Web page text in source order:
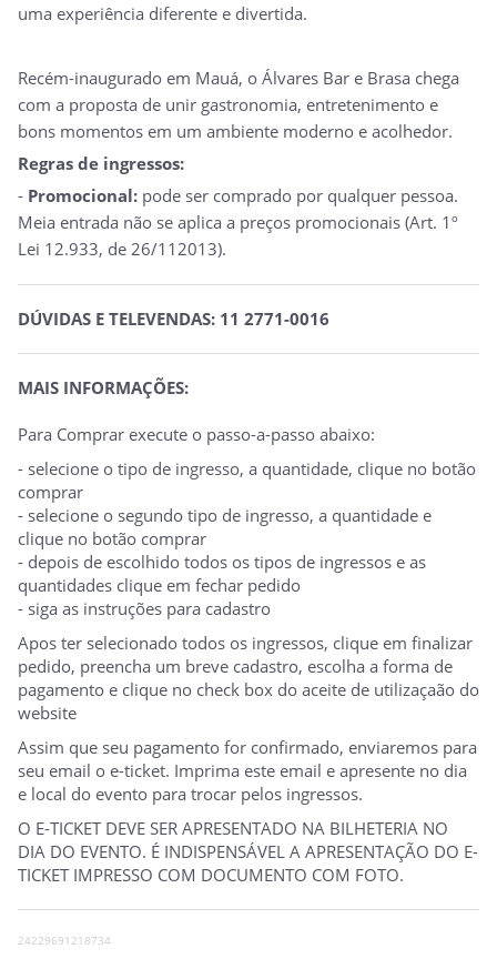
uma experiência diferente e divertida.
Recém-inaugurado em Mauá, o Álvares Bar e Brasa chega
com a proposta de unir gastronomia, entretenimento e
bons momentos em um ambiente moderno e acolhedor.
Regras de ingressos:
- Promocional: pode ser comprado por qualquer pessoa.
Meia entrada não se aplica a preços promocionais (Art. 1º
Lei 12.933, de 26/112013).
DÚVIDAS E TELEVENDAS: 11 2771-0016
MAIS INFORMAÇÕES:
Para Comprar execute o passo-a-passo abaixo:
- selecione o tipo de ingresso, a quantidade, clique no botão
comprar
- selecione o segundo tipo de ingresso, a quantidade e
clique no botão comprar
- depois de escolhido todos os tipos de ingressos e as
quantidades clique em fechar pedido
- siga as instruções para cadastro
Apos ter selecionado todos os ingressos, clique em finalizar
pedido, preencha um breve cadastro, escolha a forma de
pagamento e clique no check box do aceite de utilizaçaão do
website
Assim que seu pagamento for confirmado, enviaremos para
seu email o e-ticket. Imprima este email e apresente no dia
e local do evento para trocar pelos ingressos.
O E-TICKET DEVE SER APRESENTADO NA BILHETERIA NO
DIA DO EVENTO. É INDISPENSÁVEL A APRESENTAÇÃO DO E-
TICKET IMPRESSO COM DOCUMENTO COM FOTO.
24229691218734